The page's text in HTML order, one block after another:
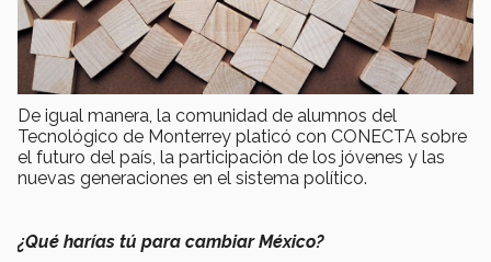
De igual manera, la comunidad de alumnos del
Tecnológico de Monterrey platicó con CONECTA sobre
el futuro del país, la participación de los jóvenes y las
nuevas generaciones en el sistema político.
¿Qué harías tú para cambiar México?